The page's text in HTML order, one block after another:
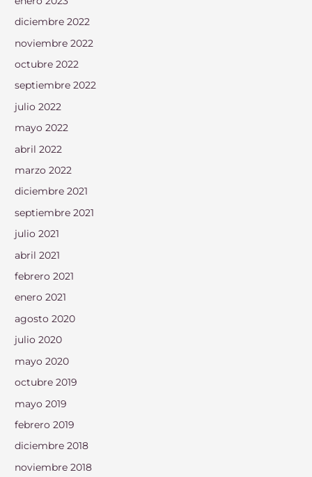
diciembre 2022
noviembre 2022
octubre 2022
septiembre 2022
julio 2022
mayo 2022
abril 2022
marzo 2022
diciembre 2021
septiembre 2021
julio 2021
abril 2021
febrero 2021
enero 2021
agosto 2020
julio 2020
mayo 2020
octubre 2019
mayo 2019
febrero 2019
diciembre 2018
noviembre 2018